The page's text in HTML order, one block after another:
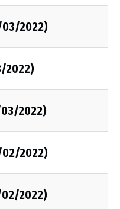
2022)
2022)
2022)
2022)
2022)